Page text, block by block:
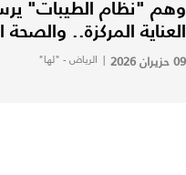
وهم "نظام الطيبات"
العناية المركزة..
09 حزيران 2026 | الرياض - "لها"